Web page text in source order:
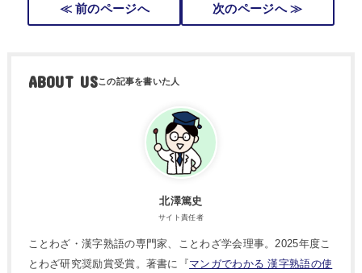
≪ 前のページへ 次のページへ ≫
ABOUT US
北澤篤史
サイト責任者
ことわざ・漢字熟語の専門家、ことわざ学会理事。2025年度こ
とわざ研究奨励賞受賞。著書に『マンガでわかる 漢字熟語の使